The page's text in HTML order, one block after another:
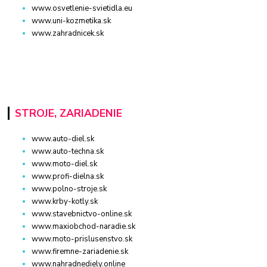
www.osvetlenie-svietidla.eu
www.uni-kozmetika.sk
www.zahradnicek.sk
STROJE, ZARIADENIE
www.auto-diel.sk
www.auto-techna.sk
www.moto-diel.sk
www.profi-dielna.sk
www.polno-stroje.sk
www.krby-kotly.sk
www.stavebnictvo-online.sk
www.maxiobchod-naradie.sk
www.moto-prislusenstvo.sk
www.firemne-zariadenie.sk
www.nahradnediely.online